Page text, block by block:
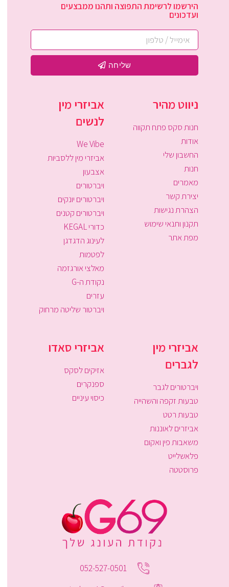
הירשמו לרשימת התפוצה ותהנו ממבצעים
ועדכונים
שליחה
ניווט מהיר
חנות סקס פתח תקווה
אודות
החשבון שלי
חנות
מאמרים
יצירת קשר
הצהרת נגישות
תקנון ותנאי שימוש
מפת אתר
אביזרי מין
לנשים
We Vibe
אביזרי מין ללסביות
אצבעון
ויברטורים
ויברטורים יונקים
ויברטורים קטנים
כדורי KEGAL
לעינוג הדגדגן
לפטמות
מאלצי אורגזמה
נקודת ה-G
עזרים
ויברטור שליטה מרחוק
אביזרי מין
לגברים
ויברטורים לגבר
טבעות זקפה והשהייה
טבעות רטט
אביזרים לאוננות
משאבות פין ואקום
פלאשלייט
פרוסטטה
אביזרי סאדו
אזיקים לסקס
ספנקרים
כיסוי עיניים
052-527-0501